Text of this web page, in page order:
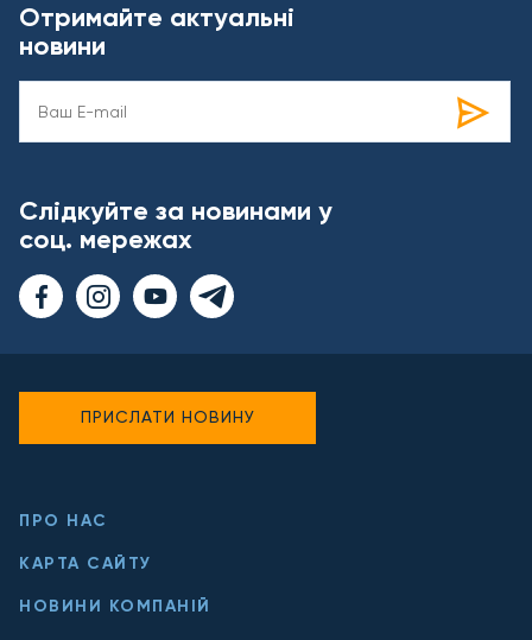
Отримайте актуальні
новини
Слідкуйте за новинами у
соц. мережах
ПРО НАС
КАРТА САЙТУ
НОВИНИ КОМПАНІЙ
ПРИСЛАТИ НОВИНУ